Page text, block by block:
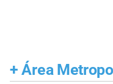
+ Área